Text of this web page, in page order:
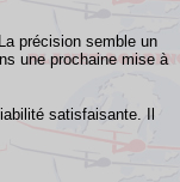
précision semble un
une prochaine mise à
satisfaisante. Il